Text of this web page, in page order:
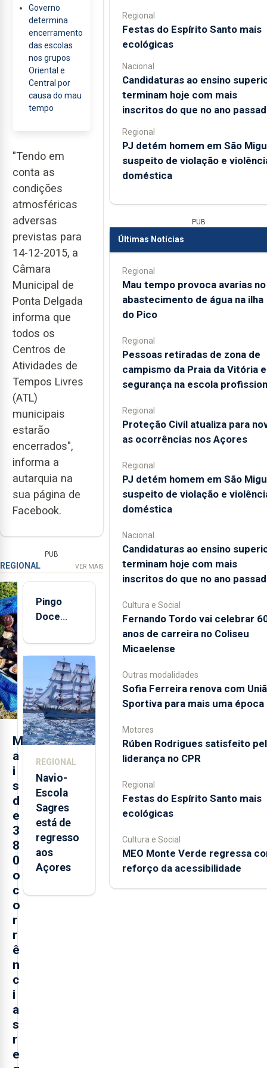
Governo
determina
encerramento
das escolas
nos grupos
Oriental e
Central por
causa do mau
tempo
"Tendo em
conta as
condições
atmosféricas
adversas
previstas para
14-12-2015, a
Câmara
Municipal de
Ponta Delgada
informa que
todos os
Centros de
Atividades de
Tempos Livres
(ATL)
municipais
estarão
encerrados",
informa a
autarquia na
sua página de
Facebook.
PUB
REGIONAL VER MAIS
M
a
i
s
d
e
3
8
0
o
c
o
r
r
ê
n
c
i
a
s
r
e
Pingo
Doce
quinta-
feira nova
loja em
São
Sebastião
e cria 30
postos de
REGIONAL
Navio-
Escola
Sagres
está de
regresso
aos
Açores
Regional
Festas do Espírito Santo mais
ecológicas
Nacional
Candidaturas ao ensino
terminam hoje com mais
inscritos do que no ano
Regional
PJ detém homem em São
suspeito de violação e
doméstica
PUB
Últimas Notícias
Regional
Mau tempo provoca avarias no
abastecimento de água na ilha
do Pico
Regional
Pessoas retiradas de zona de
campismo da Praia da Vitória
segurança na escola
Regional
Proteção Civil atualiza para
as ocorrências nos Açores
Regional
PJ detém homem em São
suspeito de violação e
doméstica
Nacional
Candidaturas ao ensino
terminam hoje com mais
inscritos do que no ano
Cultura e Social
Fernando Tordo vai celebrar
anos de carreira no Coliseu
Micaelense
Outras modalidades
Sofia Ferreira renova com
Sportiva para mais uma época
Motores
Rúben Rodrigues satisfeito
liderança no CPR
Regional
Festas do Espírito Santo mais
ecológicas
Cultura e Social
MEO Monte Verde regressa
reforço da acessibilidade